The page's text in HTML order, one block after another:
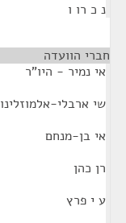
נ כ רו ו
חברי הוועדה
אי נמיר - היו"ר
שי ארבלי-אלמוזלינו
אי בן-מנחם
רן כהן
ע י פרץ